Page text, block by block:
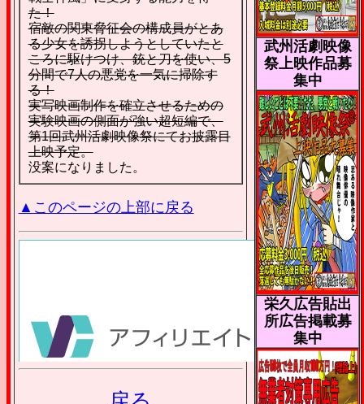
た！
宿敵の関東脅征会の構成員がとあ
る少女を誘拐しようとしていたと
ころに駆けつけ、銃と刀を使い、5
分間で7人の悪党を一気に掃除す
る！
実写映画制作を確立させるための
実験映画の側面が強い超短編で、
第1回武州活劇映像祭にてお披露目
上映予定。
没案になりました。
▲このページの上部に戻る
武州活劇映像
祭上映作品募
集中
栄久広告貼出
所広告掲載募
集中